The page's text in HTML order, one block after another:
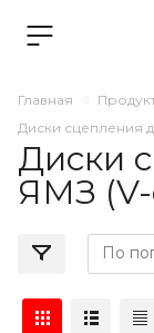
Главная
Диски сцепления
Диски
ЯМЗ